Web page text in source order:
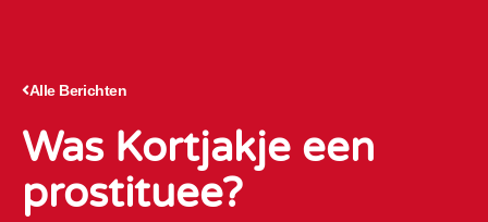
Alle Berichten
Was Kortjakje een
prostituee?